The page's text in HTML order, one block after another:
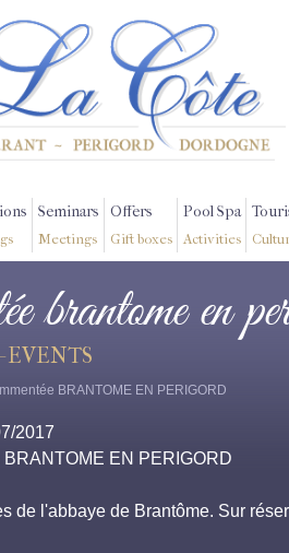
Seminars
Meetings
Offers
Gift boxes
Pool Spa
Activities
brantome en
EVENTS
BRANTOME EN PERIGORD
2017
EN PERIGORD
de l'abbaye de Brantôme. Sur